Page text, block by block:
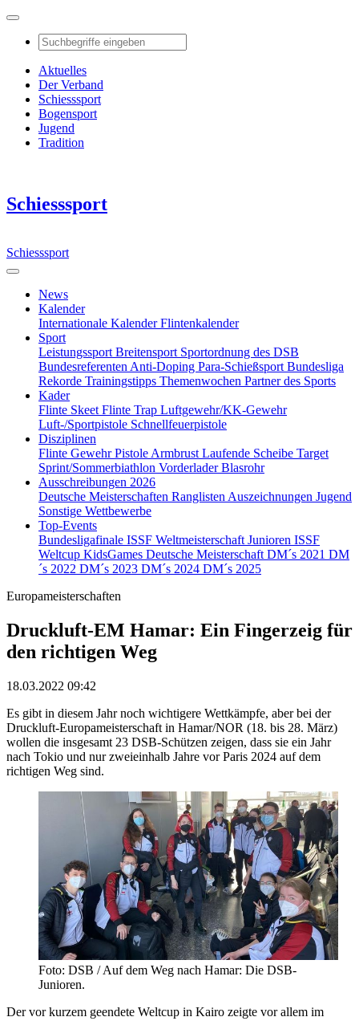
Aktuelles
Der Verband
Schiesssport
Bogensport
Jugend
Tradition
Schiesssport
Schiesssport
News
Kalender
Internationale KalenderFlintenkalender
Sport
Leistungssport Breitensport Sportordnung des DSB
Bundesreferenten Anti-Doping Para-Schießsport Bundesliga
Rekorde Trainingstipps Themenwochen Partner des Sports
Kader
Flinte Skeet Flinte Trap Luftgewehr/KK-Gewehr
Luft-/Sportpistole Schnellfeuerpistole
Disziplinen
Flinte GewehrPistole Armbrust Laufende Scheibe Target
Sprint/Sommerbiathlon VorderladerBlasrohr
Ausschreibungen 2026
Deutsche Meisterschaften Ranglisten Auszeichnungen Jugend
Sonstige Wettbewerbe
Top-Events
Bundesligafinale ISSF Weltmeisterschaft Junioren ISSF
Weltcup KidsGames Deutsche Meisterschaft DM´s 2021 DM
´s 2022 DM´s 2023 DM´s 2024 DM´s 2025
Europameisterschaften
Druckluft-EM Hamar: Ein Fingerzeig für
den richtigen Weg
18.03.2022 09:42
Es gibt in diesem Jahr noch wichtigere Wettkämpfe, aber bei der
Druckluft-Europameisterschaft in Hamar/NOR (18. bis 28. März)
wollen die insgesamt 23 DSB-Schützen zeigen, dass sie ein Jahr
nach Tokio und nur zweieinhalb Jahre vor Paris 2024 auf dem
richtigen Weg sind.
Foto: DSB / Auf dem Weg nach Hamar: Die DSB-
Junioren.
Der vor kurzem geendete Weltcup in Kairo zeigte vor allem im